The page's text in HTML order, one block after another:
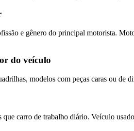
e gênero do principal motorista.
do veículo
modelos com peças caras ou
que carro de trabalho diário. Veículo